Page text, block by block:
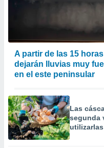
contenido
medir el
el
del
de
o a través
A partir de las 15
dejarán lluvias muy
en el este peninsular
Las
segunda